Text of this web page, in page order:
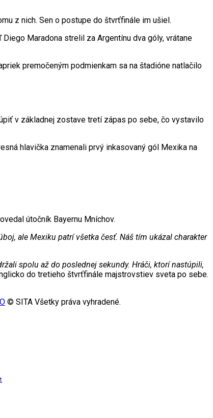
z nich. Sen o postupe do štvrťfinále im ušiel.
Maradona strelil za Argentínu dva góly, vrátane
premočeným podmienkam sa na štadióne natlačilo
v základnej zostave tretí zápas po sebe, čo vystavilo
hlavička znamenali prvý inkasovaný gól Mexika na
útočník Bayernu Mníchov.
ale Mexiku patrí všetka česť. Náš tím ukázal charakter
spolu až do poslednej sekundy. Hráči, ktorí nastúpili,
do tretieho štvrťfinále majstrovstiev sveta po sebe.
© SITA Všetky práva vyhradené.